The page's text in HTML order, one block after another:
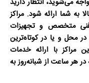
به شما ارائه شود. مراکز
فنی متخصص و تجهیزات
محل و یا در کوتاه‌ترین
مراکز با ارائه خدمات
هر ساعت از شبانه‌روز به